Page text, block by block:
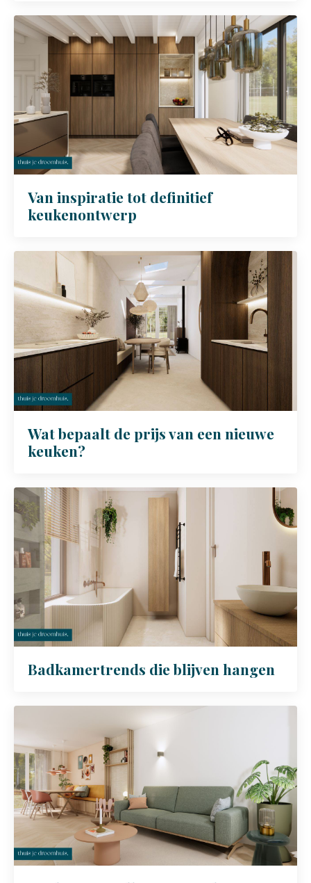
Van inspiratie tot definitief
keukenontwerp
Wat bepaalt de prijs van een nieuwe
keuken?
Badkamertrends die blijven hangen